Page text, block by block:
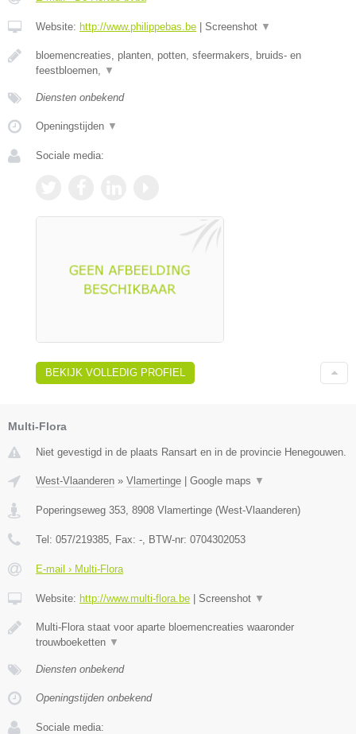
Website: http://www.philippebas.be Screenshot ▼
bloemencreaties, planten, potten, sfeermakers, bruids- en
feestbloemen, ▼
Diensten onbekend
Openingstijden ▼
Sociale media:
BEKIJK VOLLEDIG PROFIEL
Multi-Flora
Niet gevestigd in de plaats Ransart en in de provincie Henegouwen.
West-Vlaanderen » Vlamertinge Google maps ▼
Poperingseweg 353, 8908 Vlamertinge (West-Vlaanderen)
Tel: 057/219385, Fax: -, BTW-nr: 0704302053
E-mail › Multi-Flora
Website: http://www.multi-flora.be Screenshot ▼
Multi-Flora staat voor aparte bloemencreaties waaronder
trouwboeketten ▼
Diensten onbekend
Openingstijden onbekend
Sociale media: